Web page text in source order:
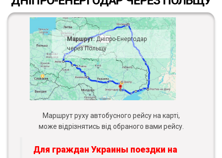
Маршрут:Дніпро-Енергодар
через Польщу
Маршрут руху автобусного рейсу на карті,
може відрізнятись від обраного вами рейсу.
Для граждан Украины поездки на